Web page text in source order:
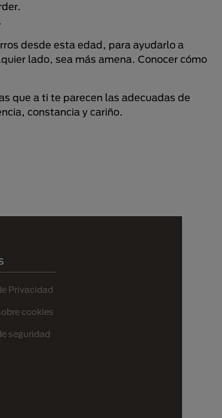
desde esta edad, para ayudarlo a
lado, sea más amena. Conocer cómo
que a ti te parecen las adecuadas de
constancia y cariño.
Privacidad
cookies
seguridad